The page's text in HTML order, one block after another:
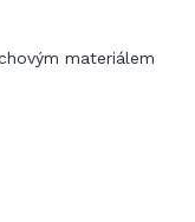
materiálem